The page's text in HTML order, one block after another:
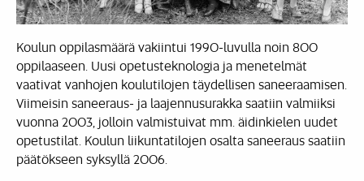
Koulun oppilasmäärä vakiintui 1990-luvulla noin 800
oppilaaseen. Uusi opetusteknologia ja menetelmät
vaativat vanhojen koulutilojen täydellisen saneeraamisen.
Viimeisin saneeraus- ja laajennusurakka saatiin valmiiksi
vuonna 2003, jolloin valmistuivat mm. äidinkielen uudet
opetustilat. Koulun liikuntatilojen osalta saneeraus saatiin
päätökseen syksyllä 2006.